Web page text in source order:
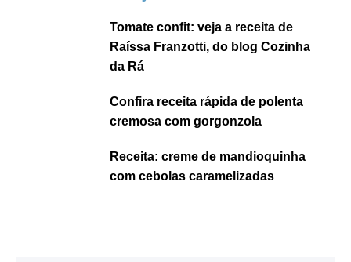
Tomate confit: veja a receita de
Raíssa Franzotti, do blog Cozinha
da Rá
Confira receita rápida de polenta
cremosa com gorgonzola
Receita: creme de mandioquinha
com cebolas caramelizadas